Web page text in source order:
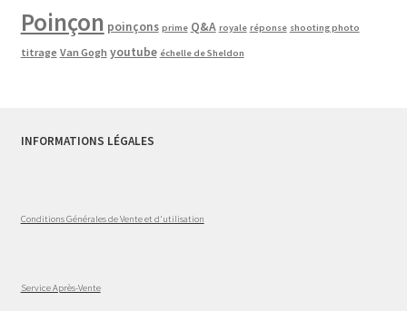
Poinçon poinçons prime Q&A royale réponse shooting photo
titrage Van Gogh youtube échelle de Sheldon
INFORMATIONS LÉGALES
Conditions Générales de Vente et d'utilisation
Service Après-Vente